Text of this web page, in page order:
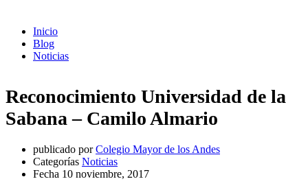
Inicio
Blog
Noticias
Reconocimiento Universidad de la
Sabana – Camilo Almario
publicado por Colegio Mayor de los Andes
Categorías Noticias
Fecha 10 noviembre, 2017